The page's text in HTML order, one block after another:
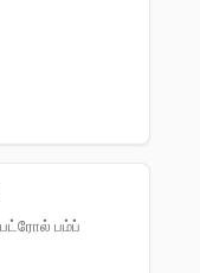
பம்ப்